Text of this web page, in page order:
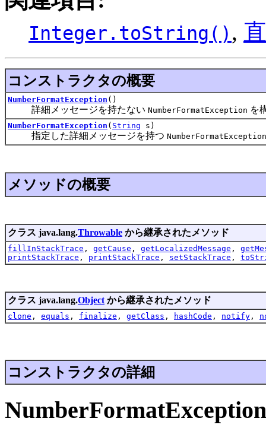
Integer.toString() ,
コンストラクタの概要
NumberFormatException ()
詳細メッセージを持たない NumberFormatException を
NumberFormatException ( String s)
指定した詳細メッセージを持つ NumberFormatException
メソッドの概要
クラス java.lang.Throwable から継承されたメソッド
fillInStackTrace , getCause , getLocalizedMessage ,
printStackTrace , printStackTrace , setStackTrace ,
クラス java.lang.Object から継承されたメソッド
clone , equals , finalize , getClass , hashCode , notify ,
コンストラクタの詳細
NumberFormatException